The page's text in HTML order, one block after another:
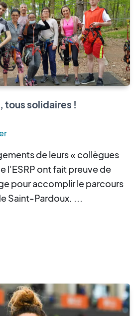
tous solidaires !
de leurs « collègues
l'ESRP ont fait preuve de
pour accomplir le parcours
Saint-Pardoux. ...